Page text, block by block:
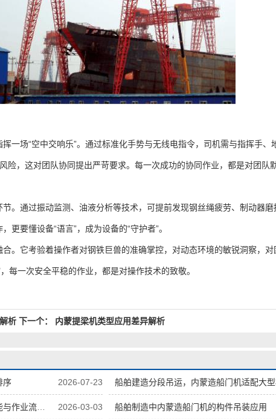
场“空中交响乐”。通过标准化手势与无线电指令，司机需与指挥手、
险，这对团队协同提出严苛要求。每一次成功的协同作业，都是对团队
通过振动监测、油液分析等技术，可提前发现钢丝绳疲劳、制动器磨
更要懂设备“语言”，成为设备的“守护者”。
它考验着操作者对钢铁巨兽的准确掌控，对动态环境的敏锐洞察，对
每一次安全平稳的作业，都是对操作技术的致敬。
析 下一个： 内蒙提梁机类型应用差异解析
2026-07-23
序 船舶建造分段吊运，内蒙造船门机适配大
2026-03-03
流程详解 船舶制造中内蒙造船门机的构件吊装应用